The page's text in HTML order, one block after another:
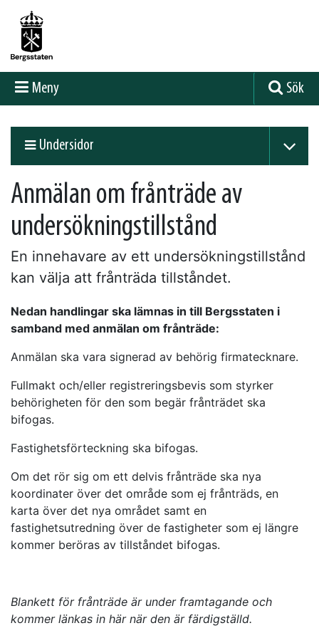
Meny Sök
Undersidor
Anmälan om frånträde av
undersökningstillstånd
En innehavare av ett undersökningstillstånd
kan välja att frånträda tillståndet.
Nedan handlingar ska lämnas in till Bergsstaten i
samband med anmälan om frånträde:
Anmälan ska vara signerad av behörig firmatecknare.
Fullmakt och/eller registreringsbevis som styrker
behörigheten för den som begär frånträdet ska
bifogas.
Fastighetsförteckning ska bifogas.
Om det rör sig om ett delvis frånträde ska nya
koordinater över det område som ej frånträds, en
karta över det nya området samt en
fastighetsutredning över de fastigheter som ej längre
kommer beröras av tillståndet bifogas.
Blankett för frånträde är under framtagande och
kommer länkas in här när den är färdigställd.